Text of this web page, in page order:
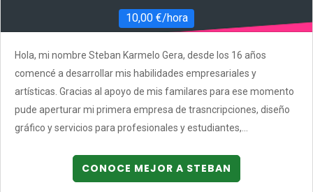
10,00 €/hora
Hola, mi nombre Steban Karmelo Gera, desde los 16 años
comencé a desarrollar mis habilidades empresariales y
artísticas. Gracias al apoyo de mis familares para ese momento
pude aperturar mi primera empresa de trasncripciones, diseño
gráfico y servicios para profesionales y estudiantes,...
CONOCE MEJOR A STEBAN